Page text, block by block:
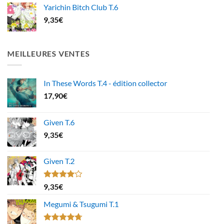
Yarichin Bitch Club T.6
9,35€
MEILLEURES VENTES
In These Words T.4 - édition collector
17,90€
Given T.6
9,35€
Given T.2
Note
4.00
5
9,35€
Megumi & Tsugumi T.1